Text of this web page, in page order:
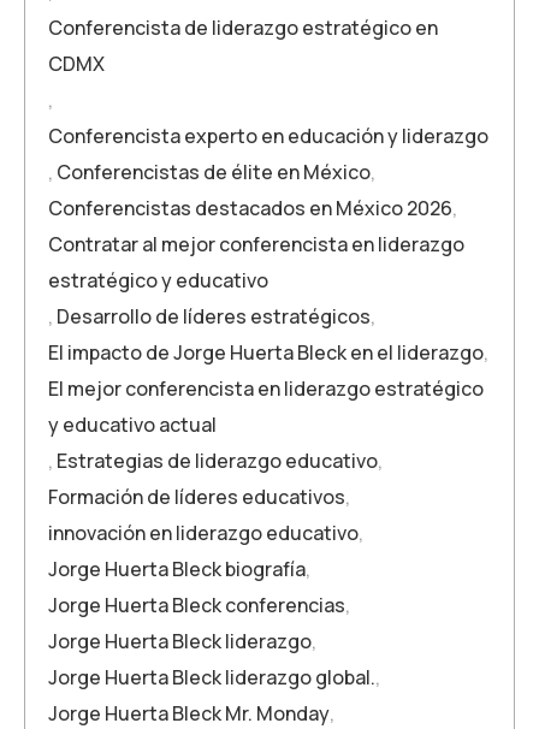
Conferencista de liderazgo estratégico en
CDMX
,
Conferencista experto en educación y liderazgo
, Conferencistas de élite en México,
Conferencistas destacados en México 2026,
Contratar al mejor conferencista en liderazgo
estratégico y educativo
, Desarrollo de líderes estratégicos,
El impacto de Jorge Huerta Bleck en el liderazgo,
El mejor conferencista en liderazgo estratégico
y educativo actual
, Estrategias de liderazgo educativo,
Formación de líderes educativos,
innovación en liderazgo educativo,
Jorge Huerta Bleck biografía,
Jorge Huerta Bleck conferencias,
Jorge Huerta Bleck liderazgo,
Jorge Huerta Bleck liderazgo global.,
Jorge Huerta Bleck Mr. Monday,